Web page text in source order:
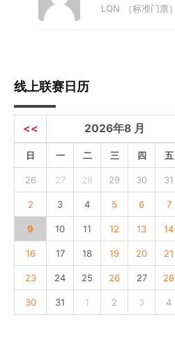
LQN （标准门票）
线上联赛日历
<< 2026年8 月
日 一 二 三 四 五
26 27 28 29 30 31
2 3 4 5 6 7
9 10 11 12 13 14
16 17 18 19 20 21
23 24 25 26 27 28
30 31 1 2 3 4